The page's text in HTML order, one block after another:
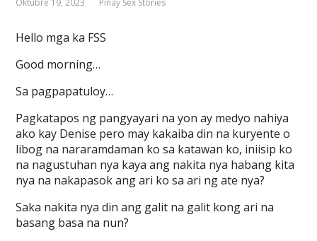
Oktubre 19, 2023 Pinay Sex Stories
Hello mga ka FSS
Good morning…
Sa pagpapatuloy…
Pagkatapos ng pangyayari na yon ay medyo nahiya
ako kay Denise pero may kakaiba din na kuryente o
libog na nararamdaman ko sa katawan ko, iniisip ko
na nagustuhan nya kaya ang nakita nya habang kita
nya na nakapasok ang ari ko sa ari ng ate nya?
Saka nakita nya din ang galit na galit kong ari na
basang basa na nun?